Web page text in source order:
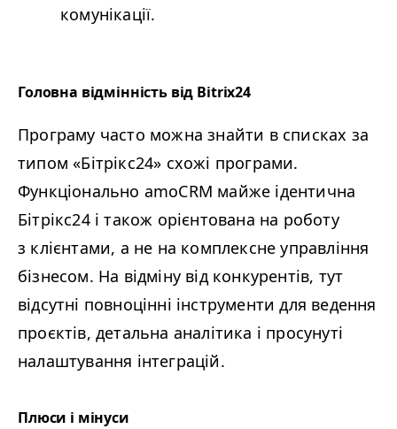
комунікації.
Головна відмінність від Bitrix24
Програму часто можна знайти в списках за
типом «Бітрікс24» схожі програми.
Функціонально amoCRM майже ідентична
Бітрікс24 і також орієнтована на роботу
з клієнтами, а не на комплексне управління
бізнесом. На відміну від конкурентів, тут
відсутні повноцінні інструменти для ведення
проєктів, детальна аналітика і просунуті
налаштування інтеграцій.
Плюси і мінуси